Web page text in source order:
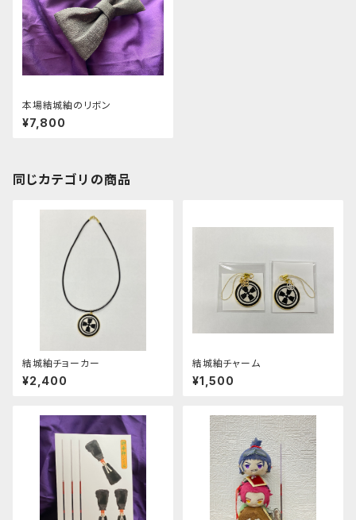
本場結城紬のリボン
¥7,800
同じカテゴリの商品
結城紬チョーカー
¥2,400
結城紬チャーム
¥1,500